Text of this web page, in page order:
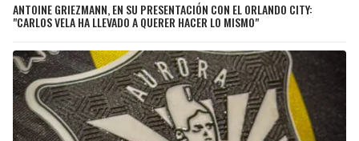
ANTOINE GRIEZMANN, EN SU PRESENTACIÓN CON EL ORLANDO CITY:
"CARLOS VELA HA LLEVADO A QUERER HACER LO MISMO"